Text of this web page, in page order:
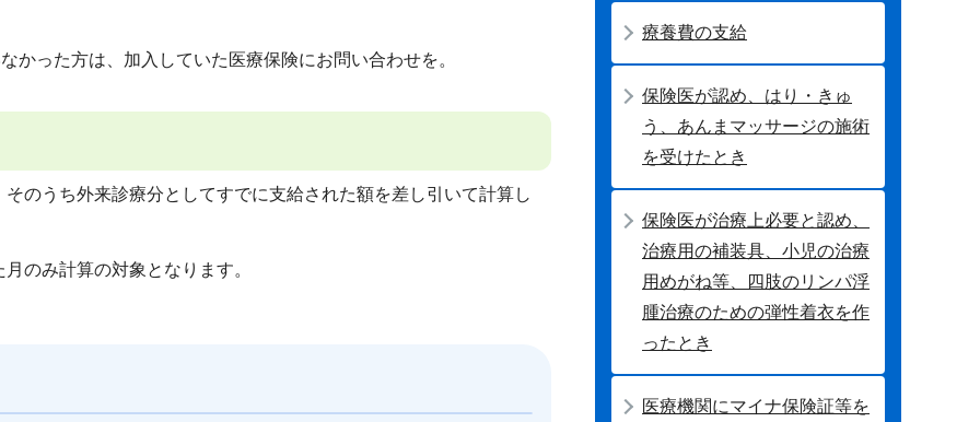
かった方は、加入していた医療保険にお問い合わせを。
のうち外来診療分としてすでに支給された額を差し引いて計算し
のみ計算の対象となります。
療養費の支給
保険医が認め、はり・きゅ
う、あんまマッサージの施術
を受けたとき
保険医が治療上必要と認め、
治療用の補装具、小児の治療
用めがね等、四肢のリンパ浮
腫治療のための弾性着衣を作
ったとき
医療機関にマイナ保険証等を